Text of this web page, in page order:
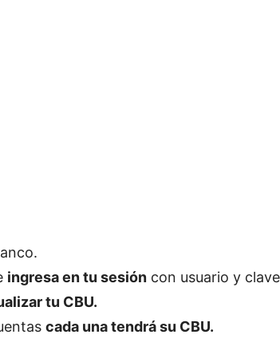
ingresa en tu sesióncon usuario y
tu CBU.
cada una tendrá su CBU.